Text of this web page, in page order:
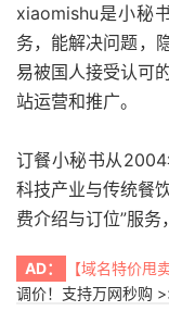
xiaomishu是小秘
务，能解决问题，
易被国人接受认可
站运营和推广。
订餐小秘书从
科技产业与传统餐
费介绍与订位”服务
AD： 【域名特价甩卖
调价！支持万网秒购